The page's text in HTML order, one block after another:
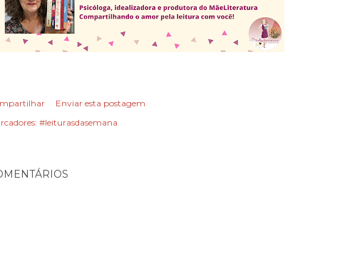
Enviar esta postagem
#leiturasdasemana